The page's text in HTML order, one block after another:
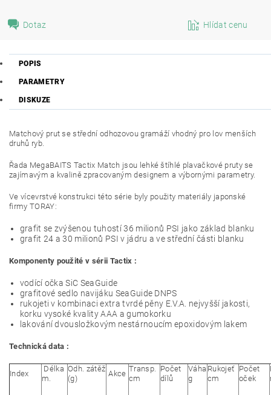
Dotaz Hlídat cenu
POPIS
PARAMETRY
DISKUZE
Matchový prut se střední odhozovou gramáží vhodný pro lov menších
druhů ryb.
Řada MegaBAITS Tactix Match jsou lehké štíhlé plavačkové pruty se
zajímavým a kvalině zpracovaným designem a výbornými parametry.
Ve vícevrstvé konstrukci této série byly použity materiály japonské
firmy TORAY:
grafit se zvýšenou tuhostí 36 milionů PSI jako základ blanku
grafit 24 a 30 milionů PSI v jádru a ve střední části blanku
Komponenty použité v sérii Tactix :
vodící očka SiC SeaGuide
grafitové sedlo navijáku SeaGuide DNPS
rukojeti v kombinaci extra tvrdé pěny E.V.A. nejvyšší jakosti,
korku vysoké kvality AAA a gumokorku
lakování dvousložkovým nestárnoucím epoxidovým lakem
Technická data :
Index
Délka
m.
Odh. zátěž
(g)
Akce
Transp.
cm
Počet
dílů
Váha
g
Rukojeť
cm
Počet
oček